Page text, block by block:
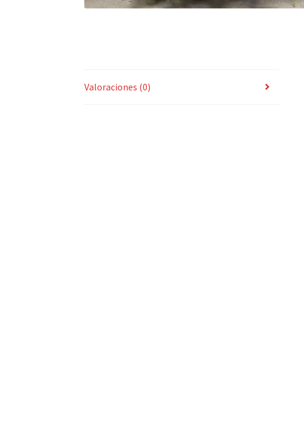
Valoraciones (0)